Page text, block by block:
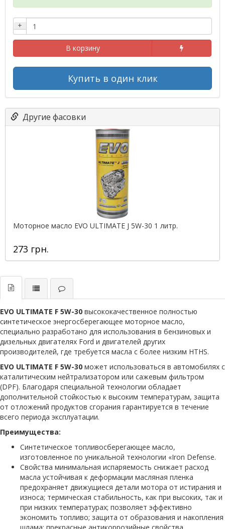
+
В корзину
Купить в один клик
Другие фасовки
Моторное масло EVO ULTIMATE J 5W-30 1 литр.
273 грн.
EVO ULTIMATE F 5W-30 высококачественное полностью
синтетическое энергосберегающее моторное масло,
специально разработано для использования в бензиновых и
дизельных двигателях Ford и двигателей других
производителей, где требуется масла с более низким HTHS.
EVO ULTIMATE F 5W-30 может использоваться в автомобилях с
каталитическим нейтрализатором или сажевым фильтром
(DPF). Благодаря специальной технологии обладает
дополнительной стойкостью к высоким температурам, защита
от отложений продуктов сгорания гарантируется в течение
всего периода эксплуатации.
Преимущества:
Синтетическое топливосберегающее масло,
изготовленное по уникальной технологии «Iron Defense.
Свойства минимальная испаряемость снижает расход
масла устойчивая к деформации масляная пленка
предохраняет движущиеся детали мотора от истирания и
износа; термическая стабильность, как при высоких, так и
при низких температурах; позволяет эффективно
экономить топливо; защита от образования и накопления